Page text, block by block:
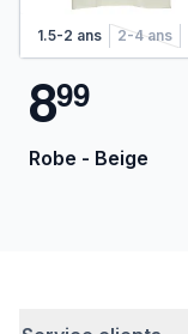
1.5-2 ans 2-4 ans
899
Robe - Beige